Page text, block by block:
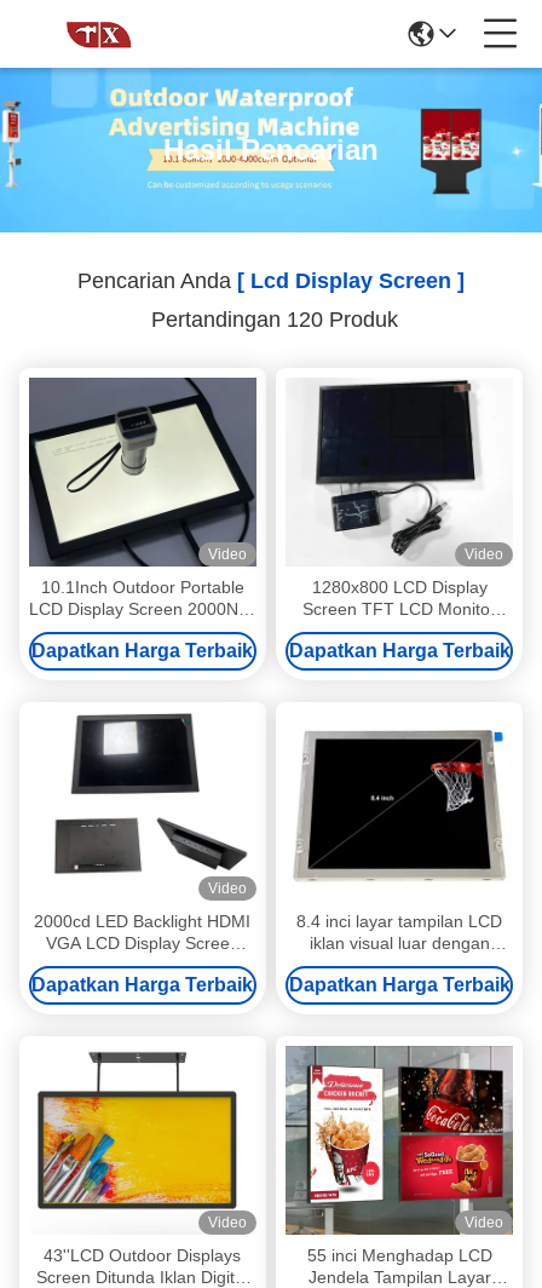
Hasil Pencarian
Pencarian Anda [ Lcd Display Screen ]
Pertandingan 120 Produk
Video
10.1Inch Outdoor Portable
LCD Display Screen 2000Nits
Kecerahan
Dapatkan Harga Terbaik
Video
1280x800 LCD Display
Screen TFT LCD Monitor
1000 Nits Kecerahan 10,1
inci
Dapatkan Harga Terbaik
Video
2000cd LED Backlight HDMI
VGA LCD Display Screen
TFT Modul 10,1 inci
Dapatkan Harga Terbaik
8.4 inci layar tampilan LCD
iklan visual luar dengan
cahaya tinggi Panel LCD
kelas industri
Dapatkan Harga Terbaik
Video
43''LCD Outdoor Displays
Screen Ditunda Iklan Digital
Video
55 inci Menghadap LCD
Jendela Tampilan Layar